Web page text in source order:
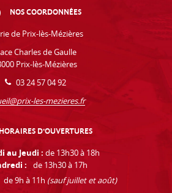
NOS COORDONNÉES
de Prix-lès-Mézières
Charles de Gaulle
Prix-lès-Mézières
03 24 57 04 92
les-mezieres.fr
HORAIRES D'OUVERTURES
au Jeudi : de 13h30 à 18h
:
de 13h30 à 17h
de 9h à 11h (sauf juillet et août)